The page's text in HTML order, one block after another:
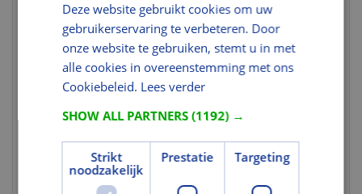
Kleur en Oppervlak
Kleurcode 4579S
Tekst
toelichting 1
bieden u het beste
zodat u van een goede nachtrust kunt
genieten. Zij houden al het licht buiten,
zodat de kamer op elk moment van de
Deze website gebruikt cookies om uw
gebruikerservaring te verbeteren. Door
onze website te gebruiken, stemt u in met
alle cookies in overeenstemming met ons
Cookiebeleid. Lees verder
SHOW ALL PARTNERS(1192) →
Strikt
noodzakelijk
Prestatie Targeting